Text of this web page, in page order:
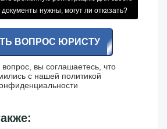
документы нужны, могут ли отказать?
ВОПРОС ЮРИСТУ
вы соглашаетесь, что
с нашей политикой